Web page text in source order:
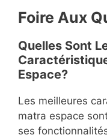
Foire Aux
Quelles Sont
Espace?
Les meilleures
matra espace
ses